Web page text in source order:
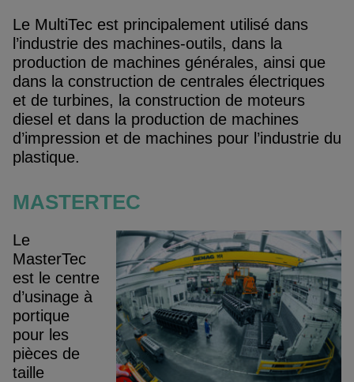
Le MultiTec est principalement utilisé dans
l’industrie des machines-outils, dans la
production de machines générales, ainsi que
dans la construction de centrales électriques
et de turbines, la construction de moteurs
diesel et dans la production de machines
d’impression et de machines pour l’industrie du
plastique.
MASTERTEC
Le
MasterTec
est le centre
d’usinage à
portique
pour les
pièces de
taille